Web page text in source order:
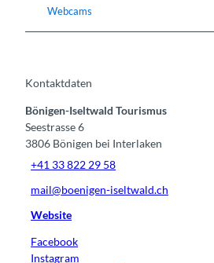
Webcams
Kontaktdaten
Bönigen-Iseltwald Tourismus
Seestrasse 6
3806 Bönigen bei Interlaken
+41 33 822 29 58
mail@boenigen-iseltwald.ch
Website
Facebook
Instagram